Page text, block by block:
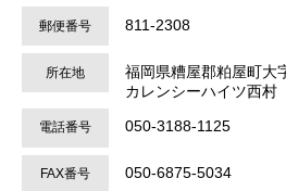
郵便番号 811-2308
所在地
福岡県糟屋郡粕屋町
カレンシーハイツ西村
電話番号 050-3188-1125
FAX番号 050-6875-5034